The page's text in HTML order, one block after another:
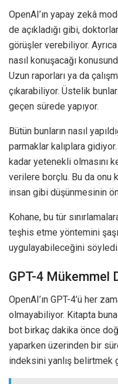
OpenAI’ın yapay zekâ
de açıkladığı gibi,
görüşler verebiliyor.
nasıl konuşacağı
Uzun raporları ya da
çıkarabiliyor. Üstelik
geçen sürede yapıyor.
Bütün bunların nasıl
parmaklar kalıplara
kadar yetenekli olmasını
verilere borçlu. Bu da onu
insan gibi düşünmesinin
Kohane, bu tür
teşhis etme yöntemini
uygulayabileceğini söyledi.
GPT-4 Mükemmel
OpenAI’ın GPT-4’ü her
olmayabiliyor. Kitapta
bot birkaç dakika önce
yaparken üzerinden bir
indeksini yanlış belirtmek